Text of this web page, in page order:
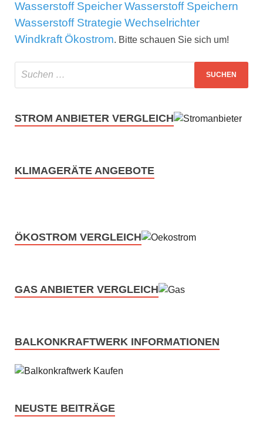
Wasserstoff SpeicherWasserstoff Speichern
Wasserstoff Strategie Wechselrichter
Windkraft Ökostrom. Bitte schauen Sie sich um!
STROM ANBIETER VERGLEICH
KLIMAGERÄTE ANGEBOTE
ÖKOSTROM VERGLEICH
GAS ANBIETER VERGLEICH
BALKONKRAFTWERK INFORMATIONEN
NEUSTE BEITRÄGE